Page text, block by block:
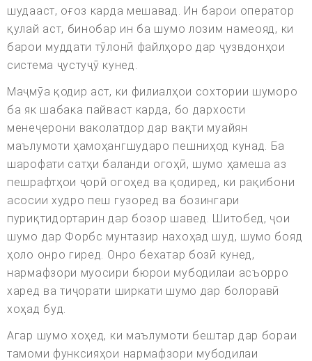
шудааст, оғоз карда мешавад. Ин барои оператор
қулай аст, бинобар ин ба шумо лозим намеояд, ки
барои муддати тӯлонӣ файлҳоро дар ҷузвдонҳои
система ҷустуҷӯ кунед.
Маҷмӯа қодир аст, ки филиалҳои сохтории шуморо
ба як шабака пайваст карда, бо дархости
менеҷерони ваколатдор дар вақти муайян
маълумоти ҳамоҳангшударо пешниҳод кунад. Ба
шарофати сатҳи баланди огоҳӣ, шумо ҳамеша аз
пешрафтҳои ҷорӣ огоҳед ва қодиред, ки рақибони
асосии худро пеш гузоред ва бозингари
пуриқтидортарин дар бозор шавед. Шитобед, ҷои
шумо дар Форбс мунтазир нахоҳад шуд, шумо бояд
ҳоло онро гиред. Онро бехатар бозӣ кунед,
нармафзори муосири бюрои мубодилаи асъорро
харед ва тиҷорати ширкати шумо дар болоравӣ
хоҳад буд.
Агар шумо хоҳед, ки маълумоти бештар дар бораи
тамоми функсияҳои нармафзори мубодилаи